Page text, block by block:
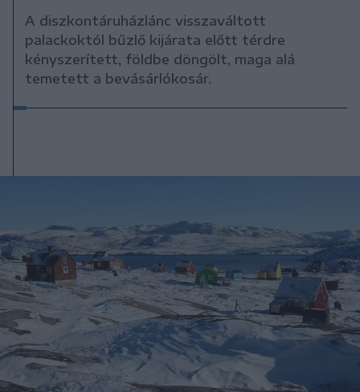
A diszkontáruházlánc visszaváltott
palackoktól bűzlő kijárata előtt térdre
kényszerített, földbe döngölt, maga alá
temetett a bevásárlókosár.